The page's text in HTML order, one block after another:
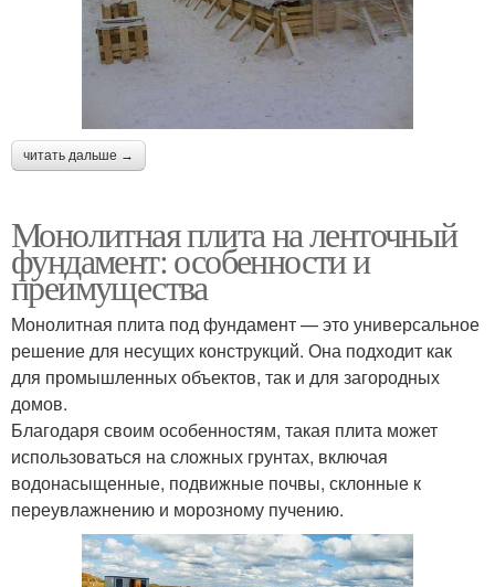
читать дальше →
Монолитная плита на ленточный
фундамент: особенности и
преимущества
Монолитная плита под фундамент — это универсальное
решение для несущих конструкций. Она подходит как
для промышленных объектов, так и для загородных
домов.
Благодаря своим особенностям, такая плита может
использоваться на сложных грунтах, включая
водонасыщенные, подвижные почвы, склонные к
переувлажнению и морозному пучению.